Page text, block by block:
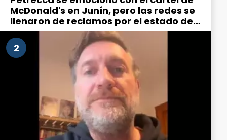
McDonald's en Junín, pero las redes se
llenaron de reclamos por el estado de
la ciudad
2